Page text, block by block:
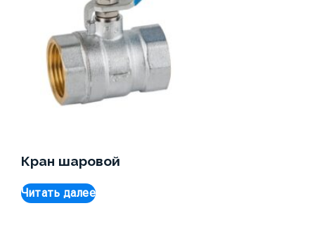
Кран шаровой
Читать далее